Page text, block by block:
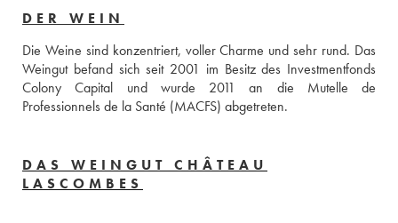
DER WEIN
Die Weine sind konzentriert, voller Charme und sehr rund. Das
Weingut befand sich seit 2001 im Besitz des Investmentfonds
Colony Capital und wurde 2011 an die Mutelle de
Professionnels de la Santé (MACFS) abgetreten.
DAS WEINGUT CHÂTEAU
LASCOMBES